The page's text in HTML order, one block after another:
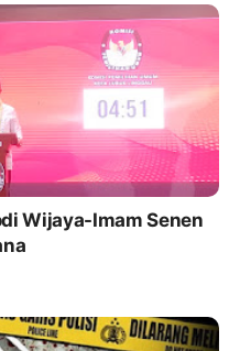
Wijaya-Imam Senen